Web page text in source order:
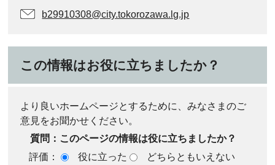
b29910308@city.tokorozawa.lg.jp
この情報はお役に立ちましたか？
より良いホームページとするために、みなさまのご
意見をお聞かせください。
質問：このページの情報は役に立ちましたか？
評価：
役に立った
どちらともいえない